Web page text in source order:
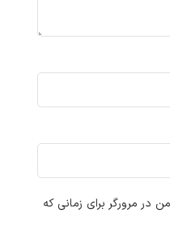
در مرورگر برای زمانی که